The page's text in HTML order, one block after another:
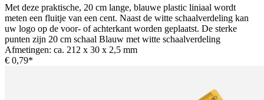
Met deze praktische, 20 cm lange, blauwe plastic liniaal wordt
meten een fluitje van een cent. Naast de witte schaalverdeling kan
uw logo op de voor- of achterkant worden geplaatst. De sterke
punten zijn 20 cm schaal Blauw met witte schaalverdeling
Afmetingen: ca. 212 x 30 x 2,5 mm
€ 0,79*